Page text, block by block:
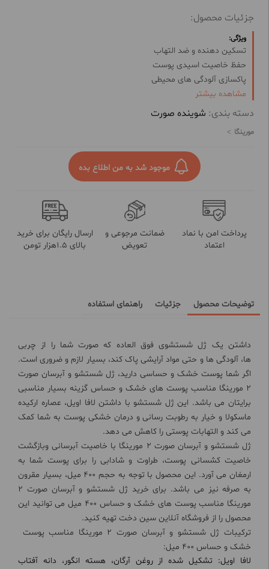
جزئیات محصول:
ویژگی:
تسکین دهنده و ضد التهاب
حفظ خاصیت اسیدی پوست
پاکسازی آلودگی های محیطی
بازیابی خاصیت کشسانی پوست
قابلیت آرایش بدون ایجاد خشکی پوست
مشاهده بیشتر
دسته بندی: شوینده صورت
مورینگا
موجود شد به من اطلاع بده
پرداخت امن با نماد
اعتماد
ضمانت مرجوعی و
تعویض
ارسال رایگان برای خرید
بالای 1.5هزار تومن
توضیحات محصول جزئیات راهنمای استفاده
داشتن یک ژل شستشوی فوق العاده که صورت شما را از چربی
ها، آلودگی ها و حتی مواد آرایشی پاک کند، بسیار لازم و ضروری است.
اگر شما پوست خشک و حساسی دارید، ژل شستشو و آبرسان صورت
2 مورینگا مناسب پوست های خشک و حساس گزینه بسیار مناسبی
برایتان می باشد. این ژل شستشو با داشتن لافا اویل، عصاره ارکیده
ماسکولا و خیار به رطوبت رسانی و درمان خشکی پوست به شما کمک
می کند و التهابات پوستی را کاهش می دهد.
ژل شستشو و آبرسان صورت 2 مورینگا با خاصیت آبرسانی وبازگشت
خاصیت کشسانی پوست، طراوت و شادابی را برای پوست شما به
ارمغان می آورد. این محصول با توجه به حجم 400 میل، بسیار مقرون
به صرفه نیز می باشد. برای خرید ژل شستشو و آبرسان صورت 2
مورینگا مناسب پوست های خشک و حساس 400 میل می توانید این
محصول را از فروشگاه آنلاین سین دخت تهیه کنید.
ترکیبات ژل شستشو و آبرسان صورت 2 مورینگا مناسب پوست
خشک و حساس 400 میل:
لافا اویل: تشکیل شده از روغن آرگان، هسته انگور، دانه آفتاب